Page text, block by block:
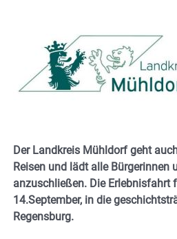
Der Landkreis Mühldorf geht
Reisen und lädt alle Bürgerinnen
anzuschließen. Die Erlebnisfahrt
14.September, in die
Regensburg.